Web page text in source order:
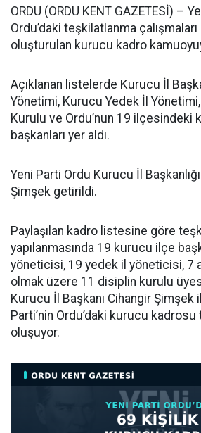
ORDU (ORDU KENT GAZETESİ) –
Ordu’daki teşkilatlanma
oluşturulan kurucu kadro
Açıklanan listelerde Kurucu İl
Yönetimi, Kurucu Yedek İl
Kurulu ve Ordu’nun 19 ilçesindeki
başkanları yer aldı.
Yeni Parti Ordu Kurucu İl
Şimşek getirildi.
Paylaşılan kadro listesine göre
yapılanmasında 19 kurucu ilçe
yöneticisi, 19 yedek il yöneticisi, 7
olmak üzere 11 disiplin kurulu
Kurucu İl Başkanı Cihangir Şimşek
Parti’nin Ordu’daki kurucu
oluşuyor.